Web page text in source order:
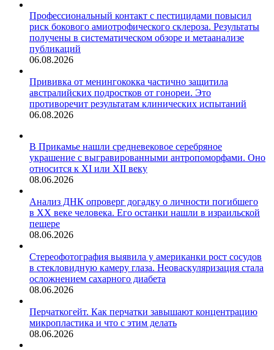
Профессиональный контакт с пестицидами повысил
риск бокового амиотрофического склероза. Результаты
получены в систематическом обзоре и метаанализе
публикаций
06.08.2026
Прививка от менингококка частично защитила
австралийских подростков от гонореи. Это
противоречит результатам клинических испытаний
06.08.2026
В Прикамье нашли средневековое серебряное
украшение с выгравированными антропоморфами. Оно
относится к XI или XII веку
08.06.2026
Анализ ДНК опроверг догадку о личности погибшего
в XX веке человека. Его останки нашли в израильской
пещере
08.06.2026
Стереофотография выявила у американки рост сосудов
в стекловидную камеру глаза. Неоваскуляризация стала
осложнением сахарного диабета
08.06.2026
Перчаткогейт. Как перчатки завышают концентрацию
микропластика и что с этим делать
08.06.2026